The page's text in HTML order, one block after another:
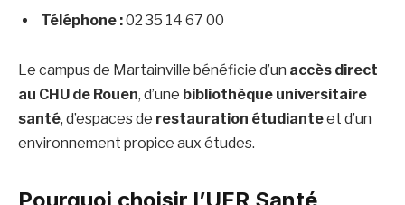
Téléphone :02 35 14 67 00
Le campus de Martainville bénéficie d’un accès direct
au CHU de Rouen, d’une bibliothèque universitaire
santé, d’espaces de restauration étudianteet d’un
environnement propice aux études.